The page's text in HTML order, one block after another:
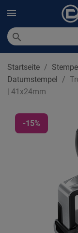
search
Startseite
Datumstempel
| 41x24mm
-15%